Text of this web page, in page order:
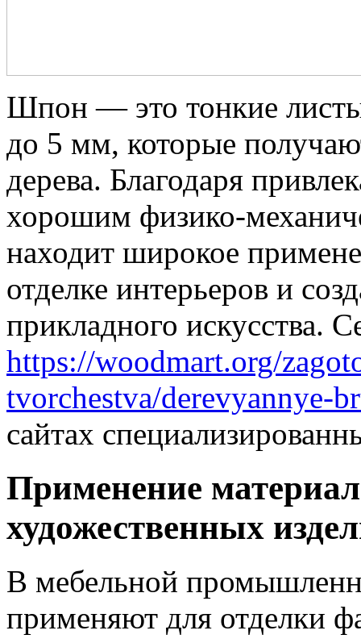
Шпон — это тонкие
до 5 мм, которые
дерева. Благодаря
хорошим физико-
находит широкое
отделке интерьеров и
прикладного искусства.
https://woodmart.org/
tvorchestva/derevyannye-
сайтах
Применение
художественных
В мебельной
применяют для отделки